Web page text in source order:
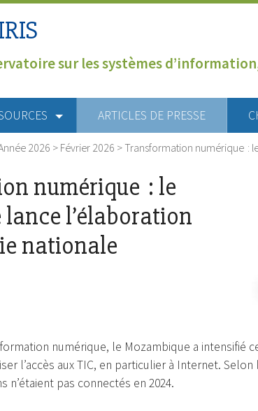
sur les systèmes
ARTICLES DE PRESSE
2026 > Février 2026 >Transformation numérique :
numérique : le
l’élaboration
nationale
numérique, le Mozambique a intensifié
l’accès aux TIC, en particulier à Internet.
n’étaient pas connectés en 2024.